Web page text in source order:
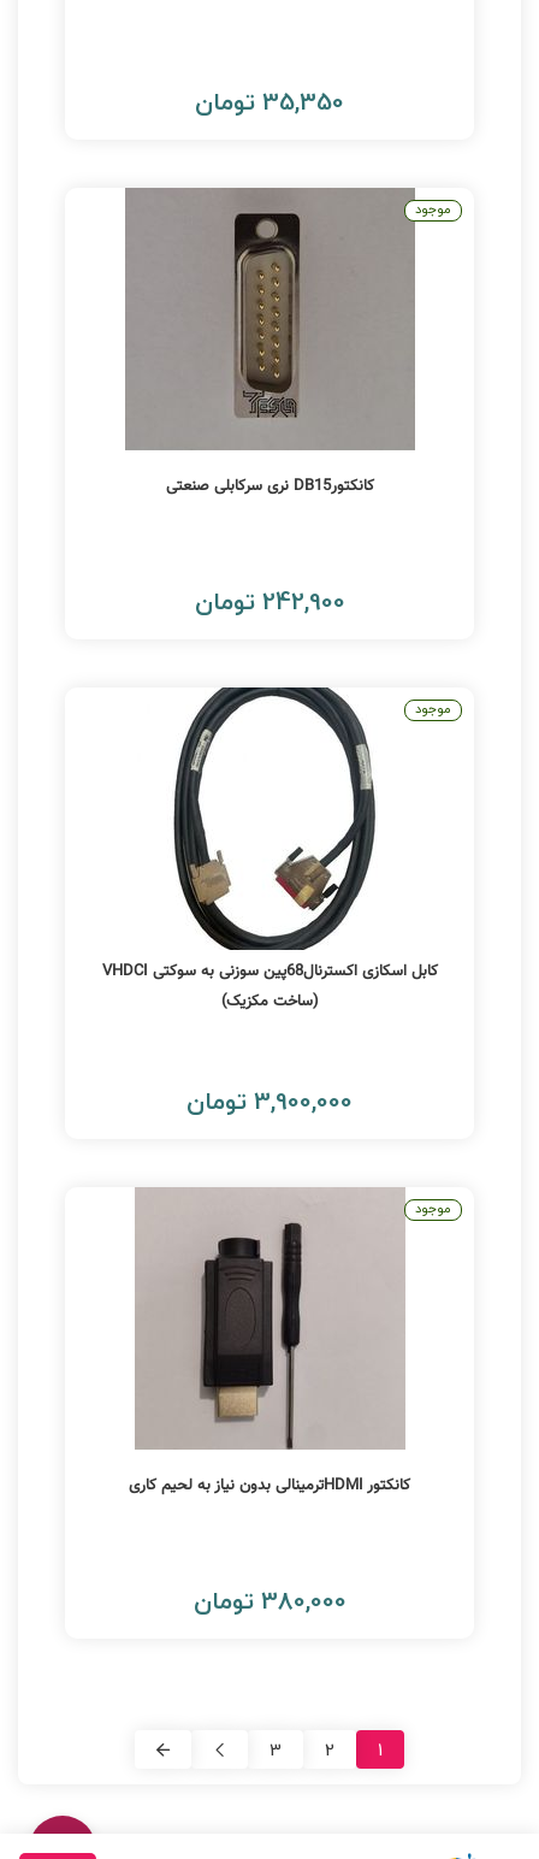
35,350 تومان
کانکتورDB15 نری سرکابلی صنعتی
242,900 تومان
موجود
کابل اسکازی اکسترنال68پین سوزنی به سوکتی VHDCI
(ساخت مکزیک)
3,900,000 تومان
موجود
کانکتور HDMIترمینالی بدون نیاز به لحیم کاری
380,000 تومان
موجود
1
2
3